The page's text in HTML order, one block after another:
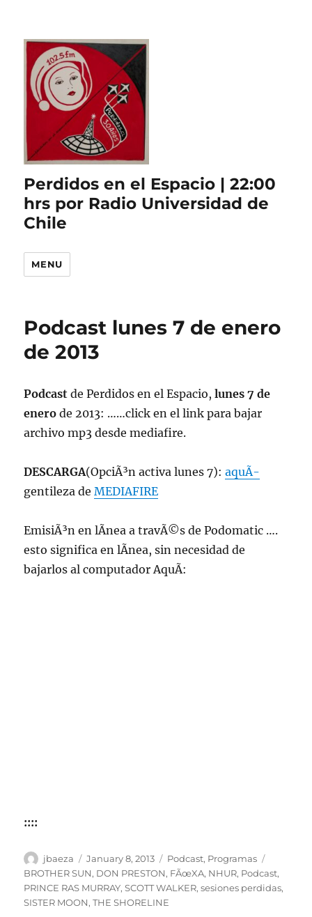
Perdidos en el Espacio | 22:00
hrs por Radio Universidad de
Chile
MENU
Podcast lunes 7 de enero
de 2013
Podcastde Perdidos en el Espacio,lunes 7 de
enerode 2013: ……click en el link para bajar
archivo mp3 desde mediafire.
DESCARGA(OpciÃ³n activa lunes 7):aquÃ­
gentileza deMEDIAFIRE
EmisiÃ³n en lÃ­nea a travÃ©s de Podomatic ….
esto significa en lÃ­nea, sin necesidad de
bajarlos al computador AquÃ­:
::::
Author
jbaeza
Posted
on
January 8, 2013 Categories
Podcast, Programas
BROTHER SUN, DON PRESTON, FÃœXA, NHUR, Podcast,
PRINCE RAS MURRAY,SCOTT WALKER,sesiones perdidas,
SISTER MOON,THE SHORELINE